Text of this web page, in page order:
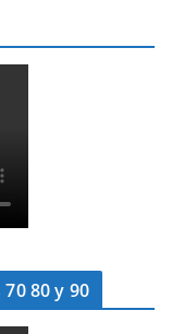
80 y 90